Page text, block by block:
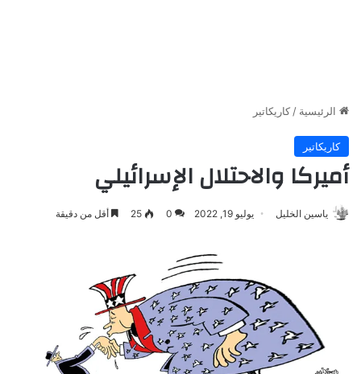
الرئيسية / كاريكاتير
كاريكاتير
أميركا والاحتلال الإسرائيلي
ياسين الخليل يوليو 19, 2022 0
25 أقل من دقيقة